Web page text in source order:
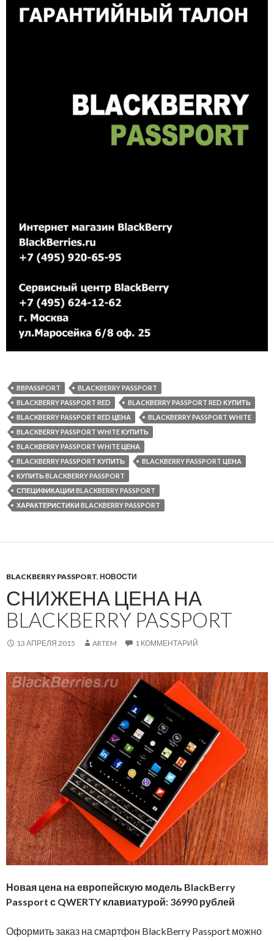
BBPASSPORT
BLACKBERRY PASSPORT
BLACKBERRY PASSPORT RED
BLACKBERRY PASSPORT RED КУПИТЬ
BLACKBERRY PASSPORT RED ЦЕНА
BLACKBERRY PASSPORT WHITE
BLACKBERRY PASSPORT WHITE КУПИТЬ
BLACKBERRY PASSPORT WHITE ЦЕНА
BLACKBERRY PASSPORT КУПИТЬ
BLACKBERRY PASSPORT ЦЕНА
КУПИТЬ BLACKBERRY PASSPORT
СПЕЦИФИКАЦИИ BLACKBERRY PASSPORT
ХАРАКТЕРИСТИКИ BLACKBERRY PASSPORT
BLACKBERRY PASSPORT, НОВОСТИ
СНИЖЕНА ЦЕНА НА
BLACKBERRY PASSPORT
13 АПРЕЛЯ 2015 ARTEM 1 КОММЕНТАРИЙ
Новая цена на европейскую модель BlackBerry
Passport с QWERTY клавиатурой: 36990 рублей
Оформить заказ на смартфон BlackBerry Passport можно